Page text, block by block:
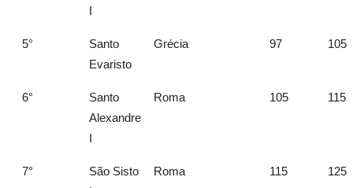
I
5°
Santo
Evaristo
Grécia 97 105
6°
Santo
Alexandre
I
Roma 105 115
7°
São Sisto
Roma 115 125